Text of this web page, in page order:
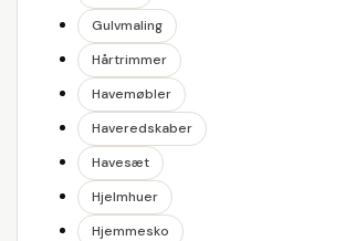
Gulvmaling
Hårtrimmer
Havemøbler
Haveredskaber
Havesæt
Hjelmhuer
Hjemmesko